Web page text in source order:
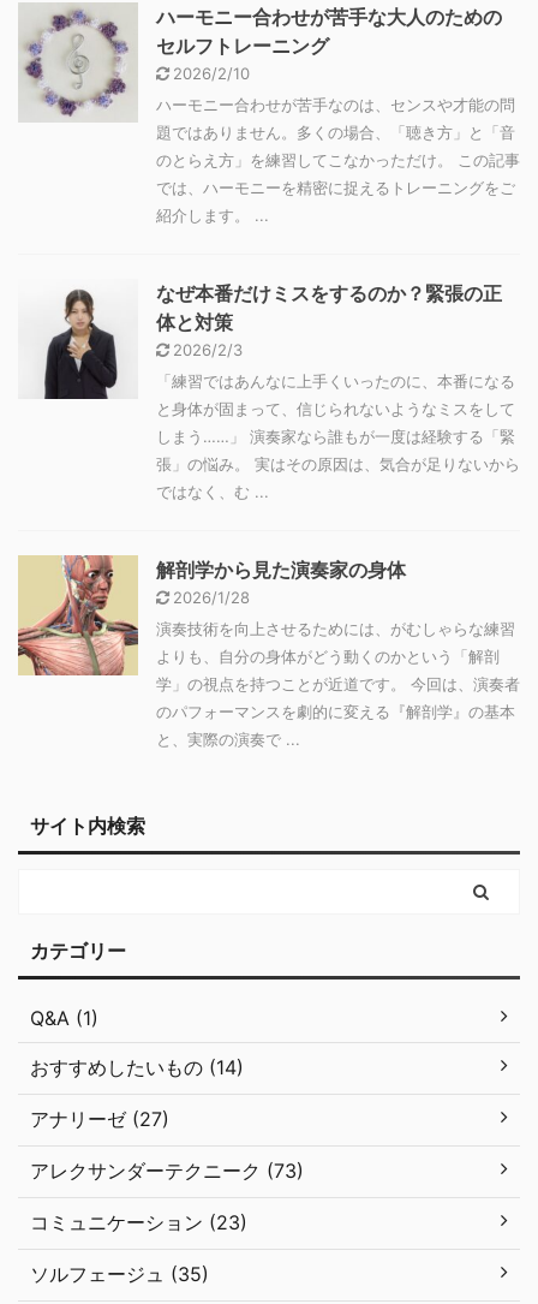
ハーモニー合わせが苦手な大人のための
セルフトレーニング
2026/2/10
ハーモニー合わせが苦手なのは、センスや才能の問
題ではありません。多くの場合、「聴き方」と「音
のとらえ方」を練習してこなかっただけ。 この記事
では、ハーモニーを精密に捉えるトレーニングをご
紹介します。 ...
なぜ本番だけミスをするのか？緊張の正
体と対策
2026/2/3
「練習ではあんなに上手くいったのに、本番になる
と身体が固まって、信じられないようなミスをして
しまう……」 演奏家なら誰もが一度は経験する「緊
張」の悩み。 実はその原因は、気合が足りないから
ではなく、む ...
解剖学から見た演奏家の身体
2026/1/28
演奏技術を向上させるためには、がむしゃらな練習
よりも、自分の身体がどう動くのかという「解剖
学」の視点を持つことが近道です。 今回は、演奏者
のパフォーマンスを劇的に変える『解剖学』の基本
と、実際の演奏で ...
サイト内検索
カテゴリー
Q&A (1)
おすすめしたいもの (14)
アナリーゼ (27)
アレクサンダーテクニーク (73)
コミュニケーション (23)
ソルフェージュ (35)